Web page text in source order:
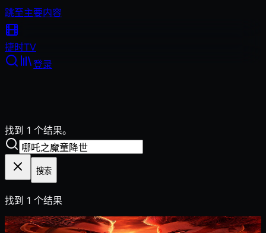
跳至主要内容
捷时TV
登录
找到 1 个结果。
搜索
找到 1 个结果
2